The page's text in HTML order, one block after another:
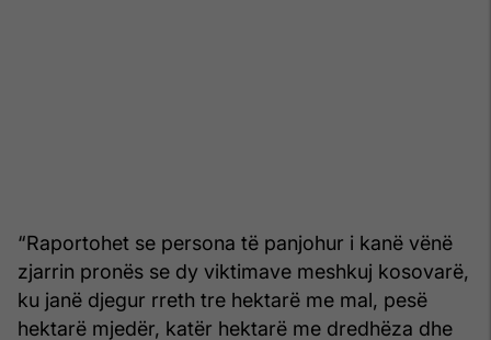
“Raportohet se persona të panjohur i kanë vënë
zjarrin pronës se dy viktimave meshkuj kosovarë,
ku janë djegur rreth tre hektarë me mal, pesë
hektarë mjedër, katër hektarë me dredhëza dhe